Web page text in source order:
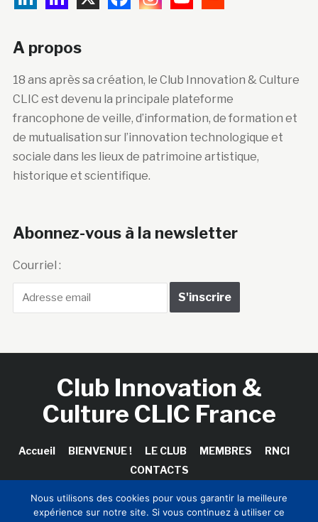
A propos
18 ans après sa création, le Club Innovation & Culture
CLIC est devenu la principale plateforme
francophone de veille, d’information, de formation et
de mutualisation sur l’innovation technologique et
sociale dans les lieux de patrimoine artistique,
historique et scientifique.
Abonnez-vous à la newsletter
Courriel :
Club Innovation &
Culture CLIC France
Accueil BIENVENUE ! LE CLUB MEMBRES
RNCI
CONTACTS
Nous utilisons des cookies pour vous garantir la meilleure
expérience sur notre site. Si vous continuez à utiliser ce